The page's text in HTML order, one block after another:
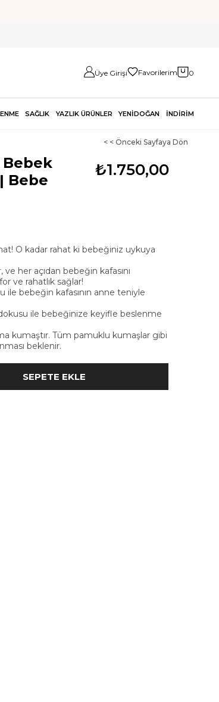
Üye Girişi Favorilerim 0
SAĞLIK YAZLIK ÜRÜNLER YENİDOĞAN İNDİRİM
< < Önceki Sayfaya Dön
₺1.750,00
Bebe
O kadar rahat ki bebeğiniz uykuya
her açıdan bebeğin kafasını
ve rahatlık sağlar!
ile bebeğin kafasının anne teniyle
ile bebeğinize keyifle beslenme
kumaştır. Tüm pamuklu kumaşlar gibi
beklenir.